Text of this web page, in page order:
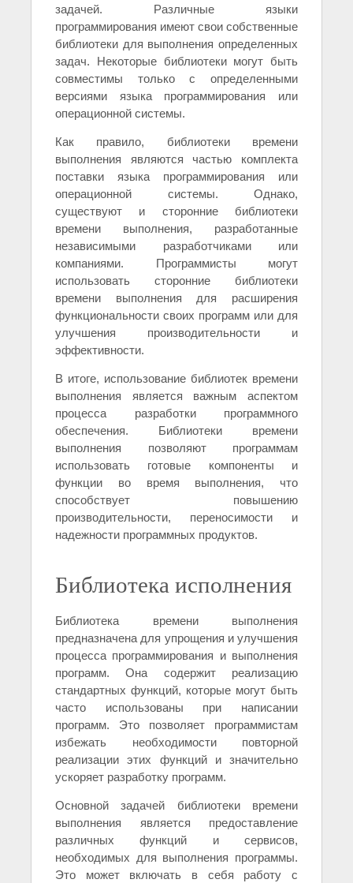
задачей. Различные языки
программирования имеют свои собственные
библиотеки для выполнения определенных
задач. Некоторые библиотеки могут быть
совместимы только с определенными
версиями языка программирования или
операционной системы.
Как правило, библиотеки времени
выполнения являются частью комплекта
поставки языка программирования или
операционной системы. Однако,
существуют и сторонние библиотеки
времени выполнения, разработанные
независимыми разработчиками или
компаниями. Программисты могут
использовать сторонние библиотеки
времени выполнения для расширения
функциональности своих программ или для
улучшения производительности и
эффективности.
В итоге, использование библиотек времени
выполнения является важным аспектом
процесса разработки программного
обеспечения. Библиотеки времени
выполнения позволяют программам
использовать готовые компоненты и
функции во время выполнения, что
способствует повышению
производительности, переносимости и
надежности программных продуктов.
Библиотека исполнения
Библиотека времени выполнения
предназначена для упрощения и улучшения
процесса программирования и выполнения
программ. Она содержит реализацию
стандартных функций, которые могут быть
часто использованы при написании
программ. Это позволяет программистам
избежать необходимости повторной
реализации этих функций и значительно
ускоряет разработку программ.
Основной задачей библиотеки времени
выполнения является предоставление
различных функций и сервисов,
необходимых для выполнения программы.
Это может включать в себя работу с